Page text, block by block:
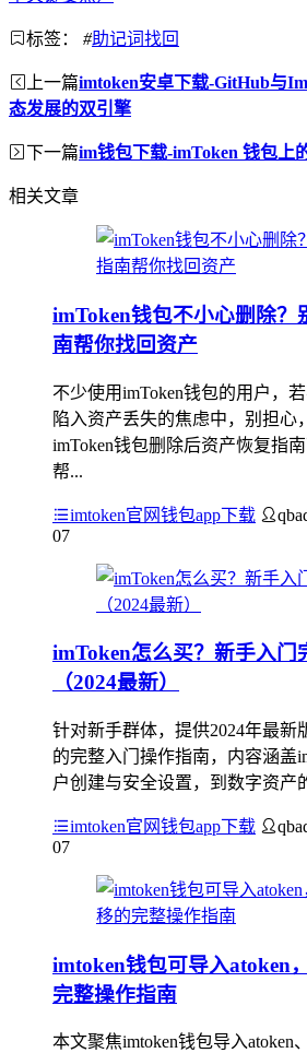
标签： #助记词找回
上一篇imtoken安卓下载-GitHub与
态发展的双引擎
下一篇im钱包下载-imToken 钱包上
相关文章
imToken钱包不小心删除？
南帮你找回资产
不少使用imToken钱包的用户，
陷入资产丢失的焦虑中，别担心
imToken钱包删除后资产恢复指
帮...
imtoken官网钱包app下载
07
imToken怎么买？新手入门
（2024最新）
针对新手群体，提供2024年最新
的完整入门操作指南，内容涵盖
户创建与安全设置，到数字资产
imtoken官网钱包app下载
07
imtoken钱包可导入atoken
完整操作指南
本文聚焦imtoken钱包导入atoken